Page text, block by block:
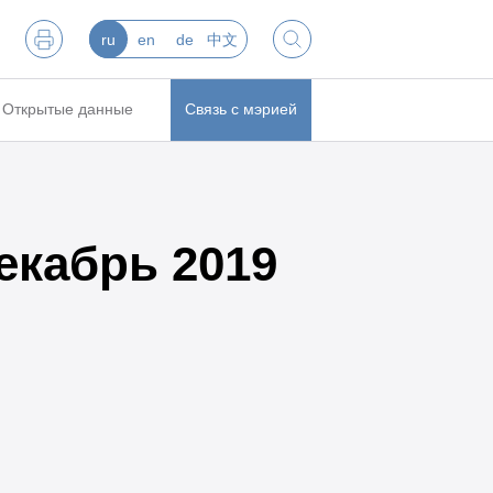
ru en de 中文
Открытые данные Связь с мэрией
2019